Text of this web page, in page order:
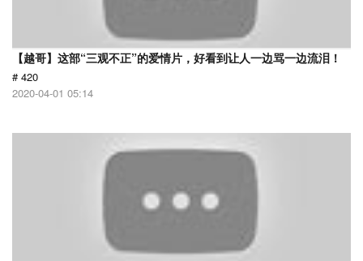
【越哥】这部“三观不正”的爱情片，好看到让人一边骂一边流泪！
# 420
2020-04-01 05:14